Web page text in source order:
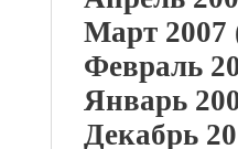
Март 2007
Февраль
Январь
Декабрь